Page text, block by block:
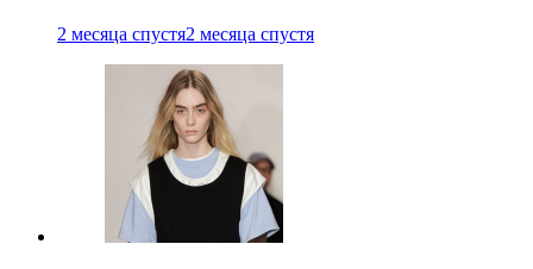
2 месяца спустя2 месяца спустя